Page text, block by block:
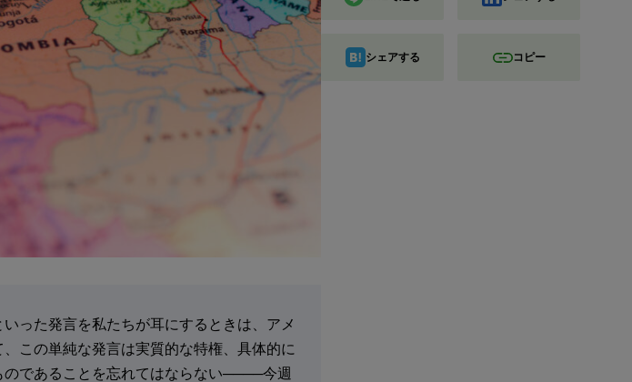
った発言を私たちが耳にするときは、アメ
この単純な発言は実質的な特権、具体的に
であることを忘れてはならない────今週
シェアする コピー